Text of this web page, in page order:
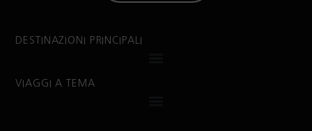
DESTINAZIONI PRINCIPALI
VIAGGI A TEMA